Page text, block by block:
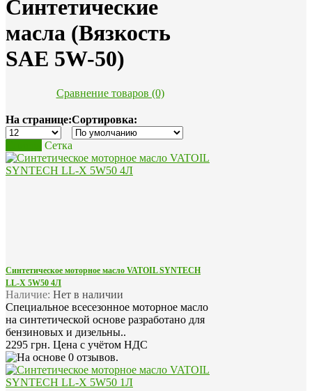
Синтетические
масла (Вязкость
SAE 5W-50)
Сравнение товаров (0)
На странице:Сортировка:
Сетка
Синтетическое моторное масло VATOIL SYNTECH
LL-X 5W50 4Л
Наличие: Нет в наличии
Специальное всесезонное моторное масло
на синтетической основе разработано для
бензиновых и дизельны..
2295 грн. Цена с учётом НДС